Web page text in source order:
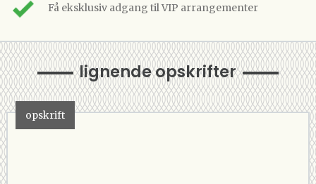
Få eksklusiv adgang til VIP arrangementer
lignende opskrifter
opskrift